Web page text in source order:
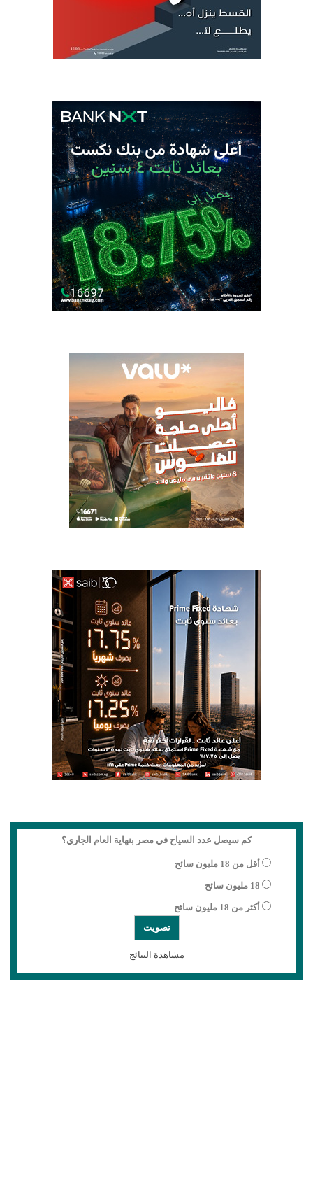
كم سيصل عدد السياح في مصر بنهاية العام الجاري؟
أقل من 18 مليون سائح
18 مليون سائح
أكثر من 18 مليون سائح
مشاهدة النتائج